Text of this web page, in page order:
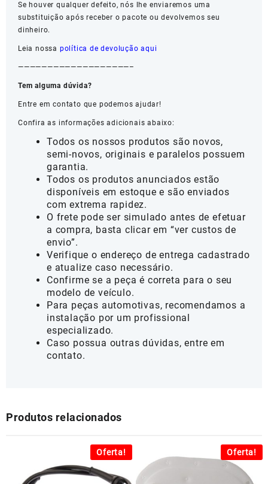
Se houver qualquer defeito, nós lhe enviaremos uma
substituição após receber o pacote ou devolvemos seu
dinheiro.
Leia nossa política de devolução aqui
———————————————————–
Tem alguma dúvida?
Entre em contato que podemos ajudar!
Confira as informações adicionais abaixo:
Todos os nossos produtos são novos,
semi-novos, originais e paralelos possuem
garantia.
Todos os produtos anunciados estão
disponíveis em estoque e são enviados
com extrema rapidez.
O frete pode ser simulado antes de efetuar
a compra, basta clicar em “ver custos de
envio”.
Verifique o endereço de entrega cadastrado
e atualize caso necessário.
Confirme se a peça é correta para o seu
modelo de veículo.
Para peças automotivas, recomendamos a
instalação por um profissional
especializado.
Caso possua outras dúvidas, entre em
contato.
Produtos relacionados
Oferta! Oferta!